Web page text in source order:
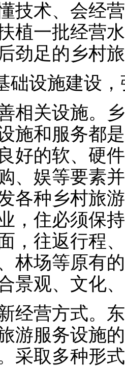
技术、会经
植一批经营
劲足的乡村
础设施建设，
相关设施。
施和服务都
好的软、硬
、娱等要素
各种乡村旅
，住必须保
，往返行程
林场等原有
景观、文化
经营方式。
游服务设施
采取多种形